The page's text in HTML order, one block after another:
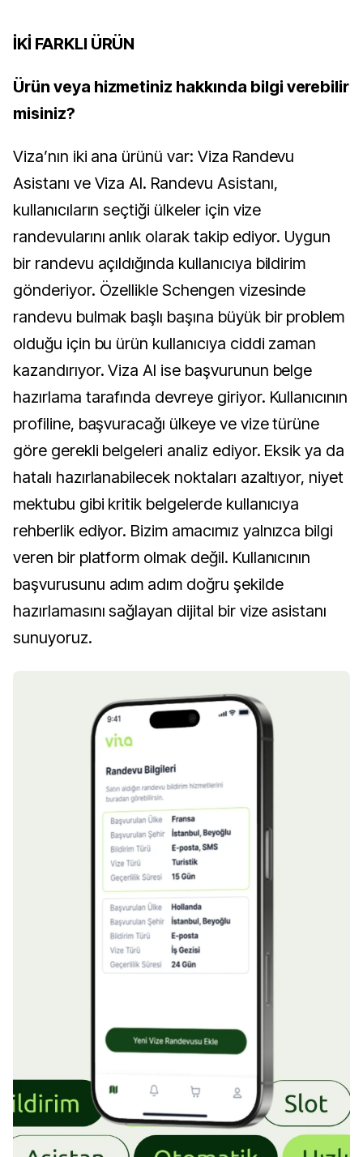
İKİ FARKLI ÜRÜN
Ürün veya hizmetiniz hakkında bilgi verebilir
misiniz?
Viza’nın iki ana ürünü var: Viza Randevu
Asistanı ve Viza AI. Randevu Asistanı,
kullanıcıların seçtiği ülkeler için vize
randevularını anlık olarak takip ediyor. Uygun
bir randevu açıldığında kullanıcıya bildirim
gönderiyor. Özellikle Schengen vizesinde
randevu bulmak başlı başına büyük bir problem
olduğu için bu ürün kullanıcıya ciddi zaman
kazandırıyor. Viza AI ise başvurunun belge
hazırlama tarafında devreye giriyor. Kullanıcının
profiline, başvuracağı ülkeye ve vize türüne
göre gerekli belgeleri analiz ediyor. Eksik ya da
hatalı hazırlanabilecek noktaları azaltıyor, niyet
mektubu gibi kritik belgelerde kullanıcıya
rehberlik ediyor. Bizim amacımız yalnızca bilgi
veren bir platform olmak değil. Kullanıcının
başvurusunu adım adım doğru şekilde
hazırlamasını sağlayan dijital bir vize asistanı
sunuyoruz.